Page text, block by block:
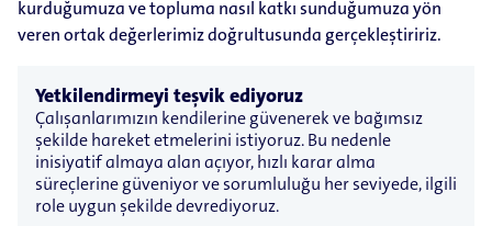
kurduğumuza ve topluma nasıl katkı sunduğumuza yön
veren ortak değerlerimiz doğrultusunda gerçekleştiririz.
Yetkilendirmeyi teşvik ediyoruz
Çalışanlarımızın kendilerine güvenerek ve bağımsız
şekilde hareket etmelerini istiyoruz. Bu nedenle
inisiyatif almaya alan açıyor, hızlı karar alma
süreçlerine güveniyor ve sorumluluğu her seviyede, ilgili
role uygun şekilde devrediyoruz.